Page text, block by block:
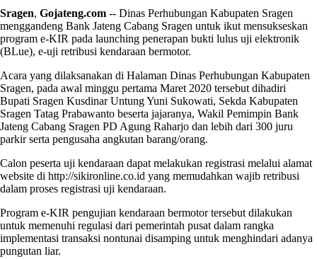
Sragen, Gojateng.com -- Dinas Perhubungan Kabupaten Sragen
menggandeng Bank Jateng Cabang Sragen untuk ikut mensukseskan
program e-KIR pada launching penerapan bukti lulus uji elektronik
(BLue), e-uji retribusi kendaraan bermotor.
Acara yang dilaksanakan di Halaman Dinas Perhubungan Kabupaten
Sragen, pada awal minggu pertama Maret 2020 tersebut dihadiri
Bupati Sragen Kusdinar Untung Yuni Sukowati, Sekda Kabupaten
Sragen Tatag Prabawanto beserta jajaranya, Wakil Pemimpin Bank
Jateng Cabang Sragen PD Agung Raharjo dan lebih dari 300 juru
parkir serta pengusaha angkutan barang/orang.
Calon peserta uji kendaraan dapat melakukan registrasi melalui alamat
website di http://sikironline.co.id yang memudahkan wajib retribusi
dalam proses registrasi uji kendaraan.
Program e-KIR pengujian kendaraan bermotor tersebut dilakukan
untuk memenuhi regulasi dari pemerintah pusat dalam rangka
implementasi transaksi nontunai disamping untuk menghindari adanya
pungutan liar.